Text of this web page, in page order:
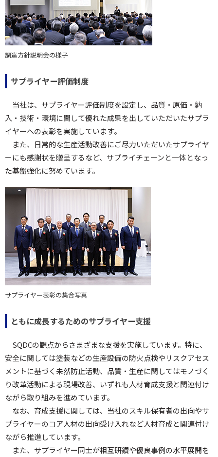
調達方針説明会の様子
サプライヤー評価制度
当社は、サプライヤー評価制度を設定し、品質・原価・納
入・技術・環境に関して優れた成果を出していただいたサプラ
イヤーへの表彰を実施しています。
また、日常的な生産活動改善にご尽力いただいたサプライヤ
ーにも感謝状を贈呈するなど、サプライチェーンと一体となっ
た基盤強化に努めています。
サプライヤー表彰の集合写真
ともに成長するためのサプライヤー支援
SQDCの観点からさまざまな支援を実施しています。特に、
安全に関しては塗装などの生産設備の防火点検やリスクアセス
メントに基づく未然防止活動、品質・生産に関してはモノづく
り改革活動による現場改善、いずれも人材育成支援と関連付け
ながら取り組みを進めています。
なお、育成支援に関しては、当社のスキル保有者の出向やサ
プライヤーのコア人材の出向受け入れなど人材育成と関連付け
ながら推進しています。
また、サプライヤー同士が相互研鑽や優良事例の水平展開を